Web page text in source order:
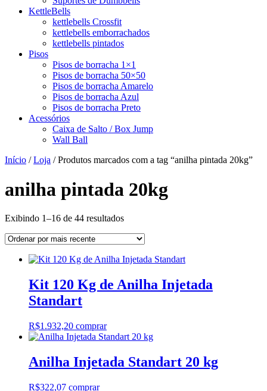
KettleBells
kettlebells Crossfit
kettlebells emborrachados
kettlebells pintados
Pisos
Pisos de borracha 1×1
Pisos de borracha 50×50
Pisos de borracha Amarelo
Pisos de borracha Azul
Pisos de borracha Preto
Acessórios
Caixa de Salto / Box Jump
Wall Ball
Início /Loja / Produtos marcados com a tag “anilha pintada 20kg”
anilha pintada 20kg
Exibindo 1–16 de 44 resultadosClassificado
mais
Kit 120 Kg de Anilha Injetada
Standart
R$1.932,20 comprar
Anilha Injetada Standart 20 kg
R$322,07 comprar